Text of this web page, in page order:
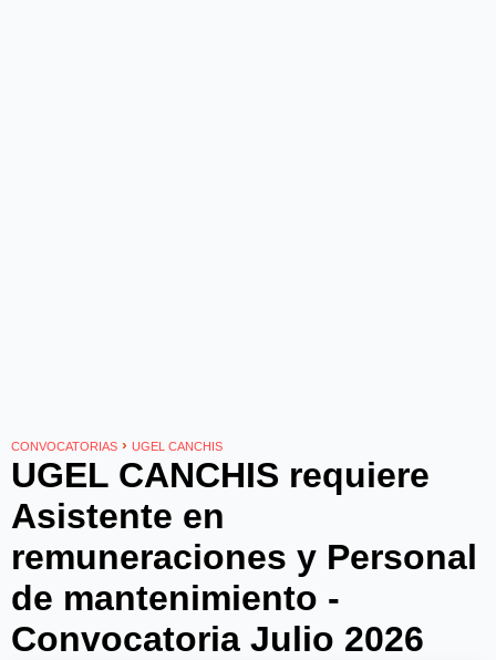
CONVOCATORIAS › UGEL CANCHIS
UGEL CANCHIS requiere
Asistente en
remuneraciones y Personal
de mantenimiento -
Convocatoria Julio 2026